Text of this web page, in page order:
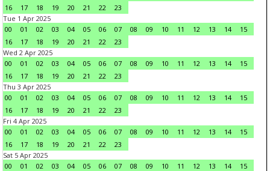
16
17 18 19 20 21 22
23
Tue 1 Apr 2025
00
01 02 03 04 05 06 07 08 09 10 11 12 13 14
15
16
17 18 19 20 21 22
23
Wed 2 Apr 2025
00
01 02 03 04 05 06 07 08 09 10 11 12 13 14
15
16
17 18 19 20 21 22
23
Thu 3 Apr 2025
00
01 02 03 04 05 06 07 08 09 10 11 12 13 14
15
16
17 18 19 20 21 22
23
Fri 4 Apr 2025
00
01 02 03 04 05 06 07 08 09 10 11 12 13 14
15
16
17 18 19 20 21 22
23
Sat 5 Apr 2025
00
01 02 03 04 05 06 07 08 09 10 11 12 13 14
15